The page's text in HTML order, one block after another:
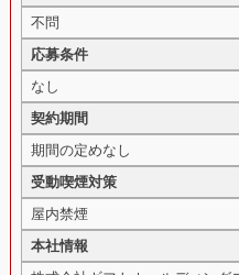
不問
応募条件
なし
契約期間
期間の定めなし
受動喫煙対策
屋内禁煙
本社情報